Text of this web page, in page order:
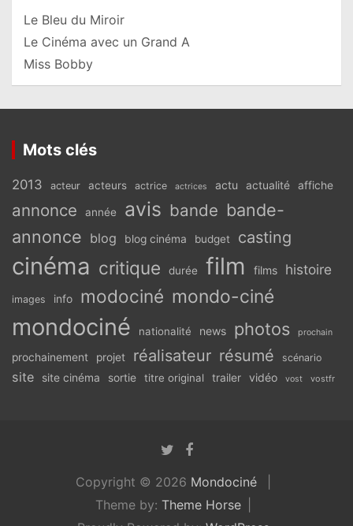
Le Bleu du Miroir
Le Cinéma avec un Grand A
Miss Bobby
Mots clés
2013 acteur acteurs actrice actrices actu actualité affiche
annonce année avis bande bande-
annonce blog blog cinéma budget casting
cinéma critique durée film films histoire
images info modociné mondo-ciné
mondociné nationalité news photos prochain
prochainement projet réalisateur résumé scénario
site site cinéma sortie titre original trailer vidéo vost vostfr
Copyright © 2026 Mondociné
Theme by: Theme Horse